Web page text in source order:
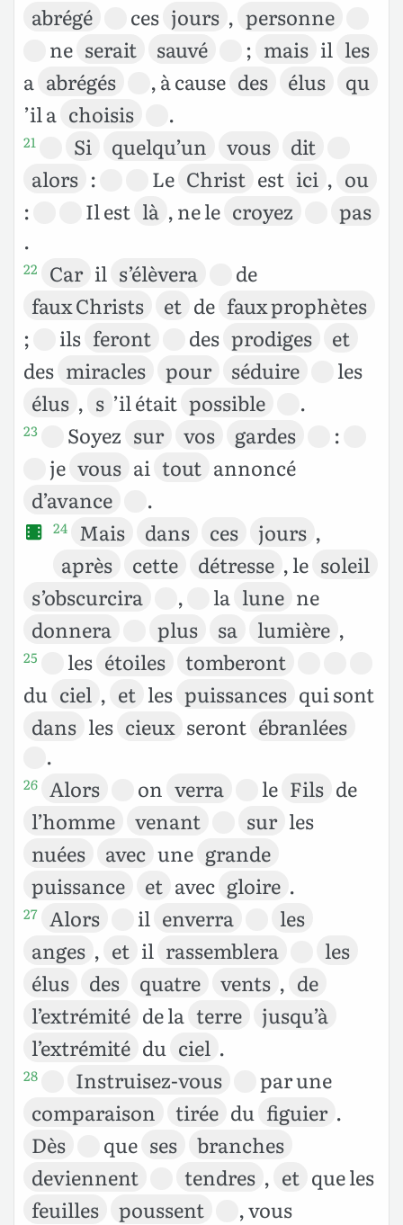
abrégé
ces jours , personne
ne serait sauvé ; mais il les
a abrégés , à cause des élus
qu
’il a choisis .
21 Si quelqu’un vous
dit
alors : Le Christ est ici , ou
:
Il est là , ne le croyez
pas
.
22 Car il s’élèvera
de
faux Christs
et de faux prophètes
;
ils feront des prodiges
et
des miracles pour séduire
les
élus , s ’il était possible .
23 Soyez sur vos gardes
:
je vous ai tout annoncé
d’avance
.
24 Mais dans ces jours ,
après
cette détresse , le soleil
s’obscurcira
, la lune ne
donnera
plus sa lumière ,
25 les étoiles
tomberont
du ciel , et les puissances qui sont
dans les cieux seront ébranlées
.
26 Alors on verra le Fils de
l’homme
venant sur les
nuées
avec une grande
puissance
et avec gloire .
27 Alors il enverra
les
anges , et il rassemblera
les
élus
des quatre vents , de
l’extrémité de la terre
jusqu’à
l’extrémité du ciel .
28 Instruisez-vous
par une
comparaison
tirée du figuier .
Dès
que ses
branches
deviennent
tendres , et que les
feuilles
poussent
, vous